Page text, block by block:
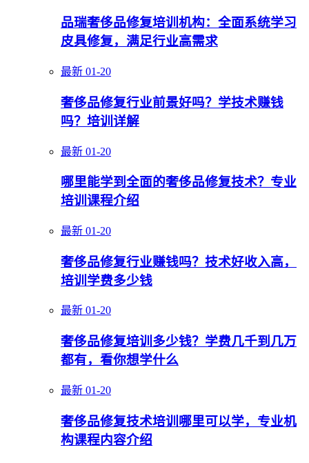
品瑞奢侈品修复培训机构：全面系统学习
皮具修复，满足行业高需求
最新 01-20
奢侈品修复行业前景好吗？学技术赚钱
吗？培训详解
最新 01-20
哪里能学到全面的奢侈品修复技术？专业
培训课程介绍
最新 01-20
奢侈品修复行业赚钱吗？技术好收入高，
培训学费多少钱
最新 01-20
奢侈品修复培训多少钱？学费几千到几万
都有，看你想学什么
最新 01-20
奢侈品修复技术培训哪里可以学，专业机
构课程内容介绍